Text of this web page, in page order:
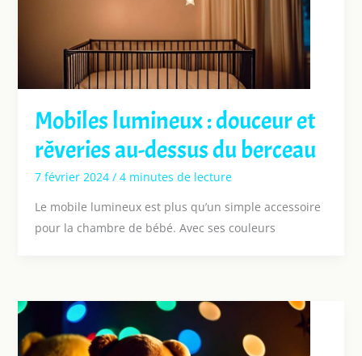
Mobiles lumineux : douceur et
rêveries au-dessus du berceau
7 février 2024 / 4 minutes de lecture
Le mobile lumineux est plus qu’un simple accessoire
pour la chambre de bébé. Avec ses couleurs